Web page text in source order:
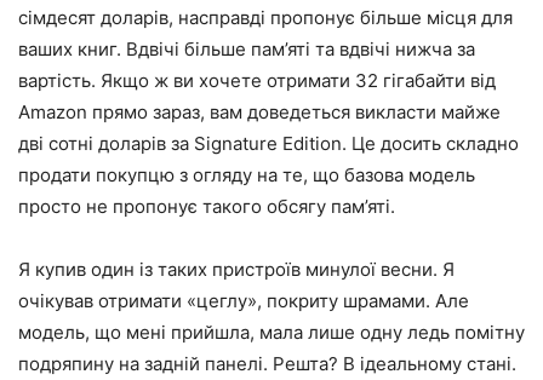
сімдесят доларів, насправді пропонує більше місця для
ваших книг. Вдвічі більше пам’яті та вдвічі нижча за
вартість. Якщо ж ви хочете отримати 32 гігабайти від
Amazon прямо зараз, вам доведеться викласти майже
дві сотні доларів за Signature Edition. Це досить складно
продати покупцю з огляду на те, що базова модель
просто не пропонує такого обсягу пам’яті.
Я купив один із таких пристроїв минулої весни. Я
очікував отримати «цеглу», покриту шрамами. Але
модель, що мені прийшла, мала лише одну ледь помітну
подряпину на задній панелі. Решта? В ідеальному стані.